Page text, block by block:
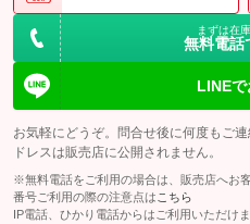
まずは在
無料電話
LINE
お気軽にどうぞ。問合せ後に何度もご
ドレスは販売店に公開されません。
※無料電話をご利用の場合は、販売店へお
番号ご利用の際の注意点は こちら
IP電話、ひかり電話からはご利用いただけま